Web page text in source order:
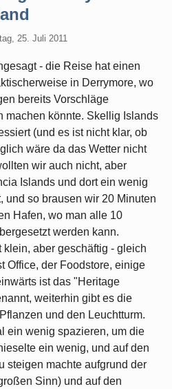
25. Juli 2011
- die Reise hat einen
in Derrymore, wo
bereits Vorschläge
machen könnte. Skellig Islands
(und es ist nicht klar, ob
wäre da das Wetter nicht
wir auch nicht, aber
Islands und dort ein wenig
und so brausen wir 20 Minuten
Hafen, wo man alle 10
werden kann.
klein, aber geschäftig - gleich
Office, der Foodstore, einige
ist das "Heritage
weiterhin gibt es die
und den Leuchtturm.
ein wenig spazieren, um die
ein wenig, und auf den
steigen machte aufgrund der
Sinn) und auf den